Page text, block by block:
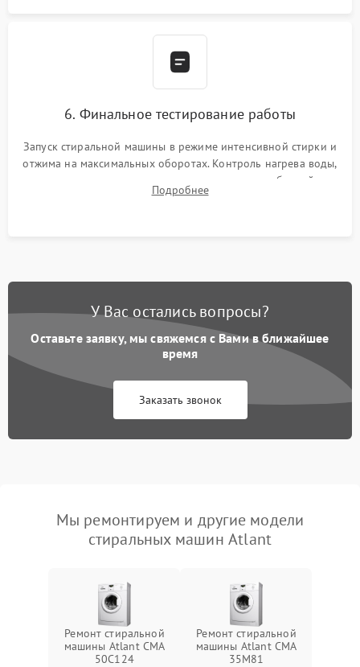
6. Финальное тестирование работы
Запуск стиральной машины в режиме интенсивной стирки и
отжима на максимальных оборотах. Контроль нагрева воды,
корректности слива, отсутствия излишних вибраций,
посторонних стуков и протечек под корпусом.
Подробнее
У Вас остались вопросы?
Оставьте заявку, мы свяжемся с Вами в ближайшее
время
Заказать звонок
Мы ремонтируем и другие модели
стиральных машин Atlant
Ремонт стиральной
машины Atlant СМА
50С124
Ремонт стиральной
машины Atlant СМА
35М81